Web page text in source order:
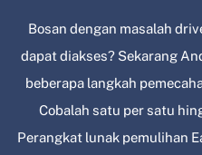
Bosan dengan masalah
dapat diakses? Sekarang
beberapa langkah
Cobalah satu per satu
Perangkat lunak pemulihan